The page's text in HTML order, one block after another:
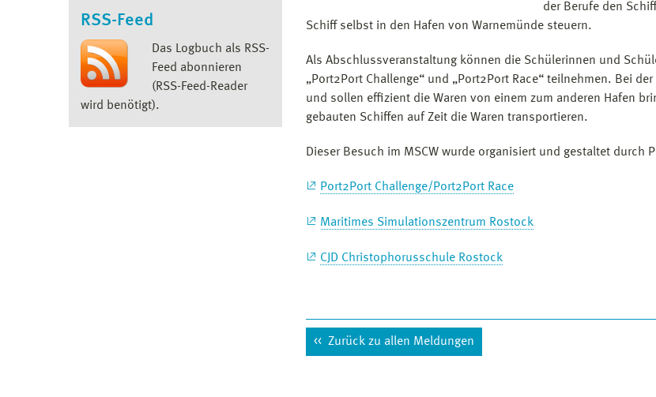
RSS-Feed
Das Logbuch als RSS-
Feed abonnieren
(RSS-Feed-Reader
wird benötigt).
der Berufe den
Schiff selbst in den Hafen von Warnemünde steuern.
Als Abschlussveranstaltung können die Schülerinnen und
„Port2Port Challenge“ und „Port2Port Race“ teilnehmen. Bei
und sollen effizient die Waren von einem zum anderen Hafen
gebauten Schiffen auf Zeit die Waren transportieren.
Dieser Besuch im MSCW wurde organisiert und gestaltet durch
Port2Port Challenge/Port2Port Race
Maritimes Simulationszentrum Rostock
CJD Christophorusschule Rostock
Zurück zu allen Meldungen